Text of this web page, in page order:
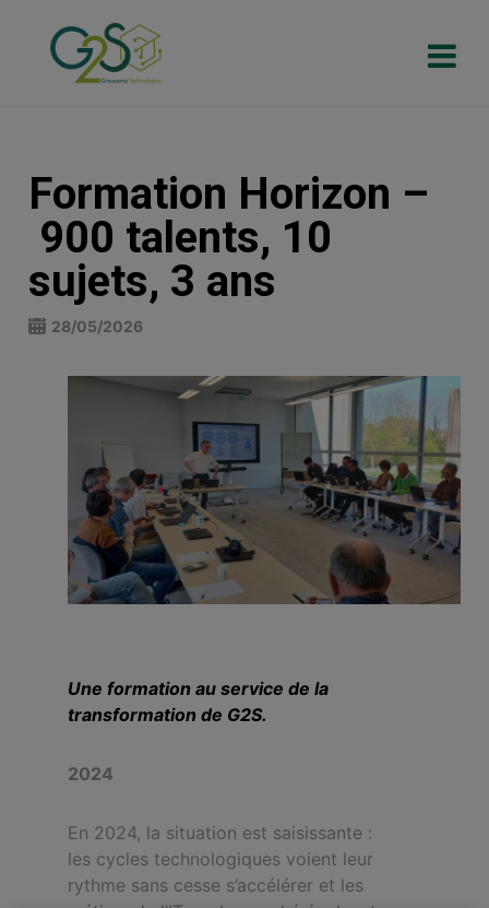
Formation Horizon –
900 talents, 10
sujets, 3 ans
28/05/2026
Une formation au service de la
transformation de G2S.
2024
En 2024, la situation est saisissante :
les cycles technologiques voient leur
rythme sans cesse s’accélérer et les